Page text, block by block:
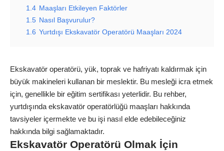
1.4 Maaşları Etkileyen Faktörler
1.5 Nasıl Başvurulur?
1.6 Yurtdışı Ekskavatör Operatörü Maaşları 2024
Ekskavatör operatörü, yük, toprak ve hafriyatı kaldırmak için
büyük makineleri kullanan bir meslektir. Bu mesleği icra etmek
için, genellikle bir eğitim sertifikası yeterlidir. Bu rehber,
yurtdışında ekskavatör operatörlüğü maaşları hakkında
tavsiyeler içermekte ve bu işi nasıl elde edebileceğiniz
hakkında bilgi sağlamaktadır.
Ekskavatör Operatörü Olmak İçin